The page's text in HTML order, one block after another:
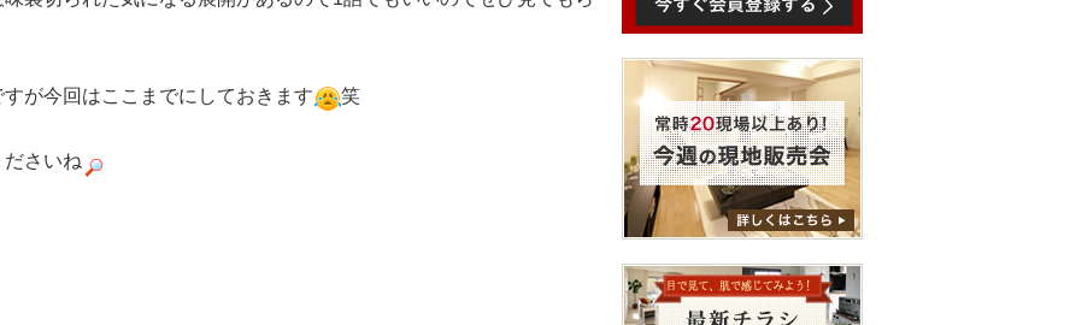
が今回はここまでにしておきます 笑
さいね